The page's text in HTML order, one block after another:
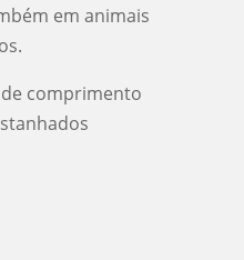
em animais
comprimento